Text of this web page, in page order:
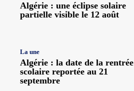
Algérie : une éclipse solaire
partielle visible le 12 août
La une
Algérie : la date de la rentrée
scolaire reportée au 21
septembre